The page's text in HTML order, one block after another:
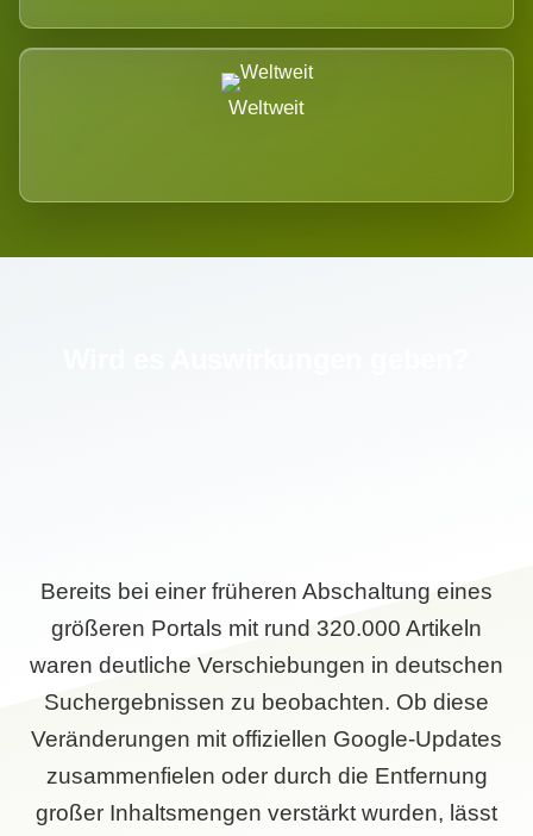
Weltweit
Bereits bei einer früheren Abschaltung eines
größeren Portals mit rund 320.000 Artikeln
waren deutliche Verschiebungen in deutschen
Suchergebnissen zu beobachten. Ob diese
Veränderungen mit offiziellen Google-Updates
zusammenfielen oder durch die Entfernung
großer Inhaltsmengen verstärkt wurden, lässt